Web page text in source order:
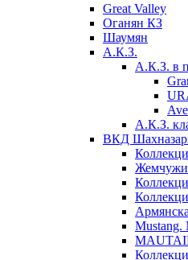
Great Valley
Оганян КЗ
Шаумян
А.К.З.
А.К.З. в
А.К.З.
ВКД
Mustang.